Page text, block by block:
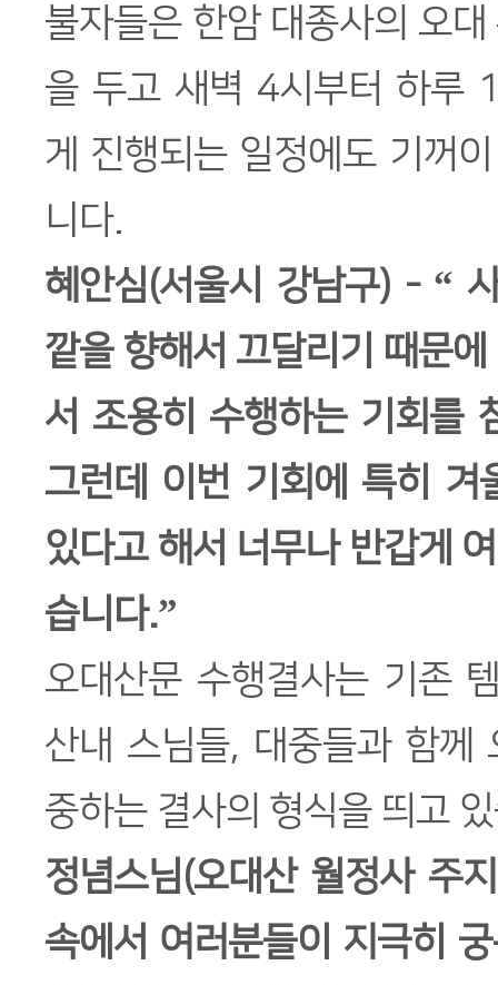
불자들은 한암 대종사의 오
을 두고 새벽 4시부터 하루
게 진행되는 일정에도 기꺼
니다.
혜안심(서울시 강남구) - “
깥을 향해서 끄달리기 때문
서 조용히 수행하는 기회를
그런데 이번 기회에 특히 겨
있다고 해서 너무나 반갑게
습니다.”
오대산문 수행결사는 기존
산내 스님들, 대중들과 함께
중하는 결사의 형식을 띄고
정념스님(오대산 월정사 주
속에서 여러분들이 지극히